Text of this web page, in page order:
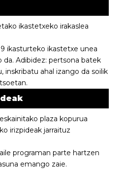
ikastetxeko irakaslea
ikasturteko ikastetxe unea
Adibidez: pertsona batek
inskribatu ahal izango da soilik
plaza kopurua
irizpideak jarraituz
programan parte hartzen
emango zaie.